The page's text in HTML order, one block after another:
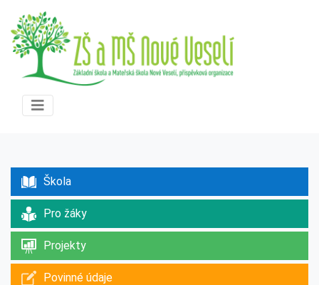
Škola
Pro žáky
Projekty
Povinné údaje